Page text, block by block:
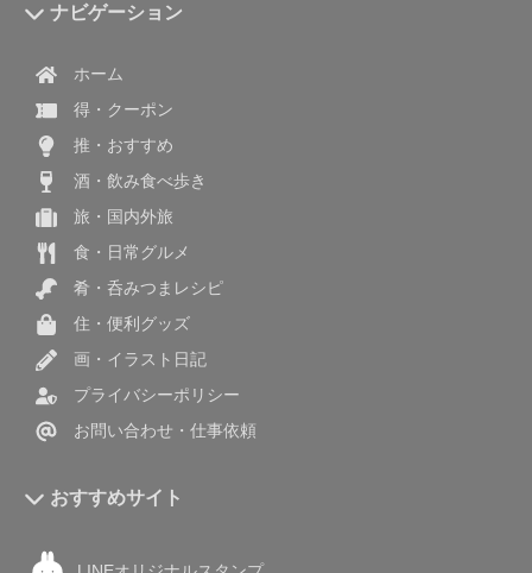
ナビゲーション
ホーム
得・クーポン
推・おすすめ
酒・飲み食べ歩き
旅・国内外旅
食・日常グルメ
肴・呑みつまレシピ
住・便利グッズ
画・イラスト日記
プライバシーポリシー
お問い合わせ・仕事依頼
おすすめサイト